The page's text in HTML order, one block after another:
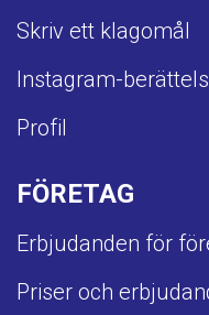
Skriv ett klagomål
Instagram-
Profil
FÖRETAG
Erbjudanden för
Priser och